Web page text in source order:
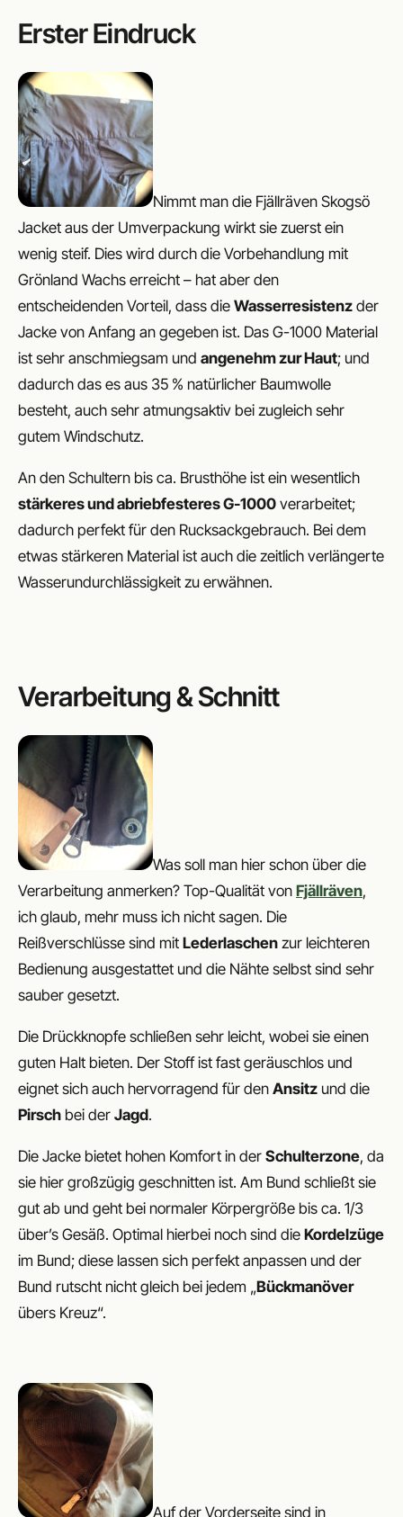
Erster Eindruck
Nimmt man die Fjällräven Skogsö
Jacket aus der Umverpackung wirkt sie zuerst ein
wenig steif. Dies wird durch die Vorbehandlung mit
Grönland Wachs erreicht – hat aber den
entscheidenden Vorteil, dass die Wasserresistenz der
Jacke von Anfang an gegeben ist. Das G-1000 Material
ist sehr anschmiegsam und angenehm zur Haut; und
dadurch das es aus 35 % natürlicher Baumwolle
besteht, auch sehr atmungsaktiv bei zugleich sehr
gutem Windschutz.
An den Schultern bis ca. Brusthöhe ist ein wesentlich
stärkeres und abriebfesteres G-1000 verarbeitet;
dadurch perfekt für den Rucksackgebrauch. Bei dem
etwas stärkeren Material ist auch die zeitlich verlängerte
Wasserundurchlässigkeit zu erwähnen.
Verarbeitung & Schnitt
Was soll man hier schon über die
Verarbeitung anmerken? Top-Qualität von Fjällräven,
ich glaub, mehr muss ich nicht sagen. Die
Reißverschlüsse sind mit Lederlaschen zur leichteren
Bedienung ausgestattet und die Nähte selbst sind sehr
sauber gesetzt.
Die Drückknopfe schließen sehr leicht, wobei sie einen
guten Halt bieten. Der Stoff ist fast geräuschlos und
eignet sich auch hervorragend für den Ansitz und die
Pirsch bei der Jagd.
Die Jacke bietet hohen Komfort in der Schulterzone, da
sie hier großzügig geschnitten ist. Am Bund schließt sie
gut ab und geht bei normaler Körpergröße bis ca. 1/3
über’s Gesäß. Optimal hierbei noch sind die Kordelzüge
im Bund; diese lassen sich perfekt anpassen und der
Bund rutscht nicht gleich bei jedem „Bückmanöver
übers Kreuz“.
Auf der Vorderseite sind in